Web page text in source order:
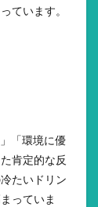
ています。
「環境に優
肯定的な反
たいドリン
っていま